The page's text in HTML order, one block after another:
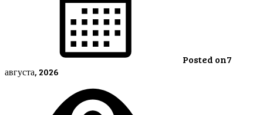
Posted on7
августа, 2026